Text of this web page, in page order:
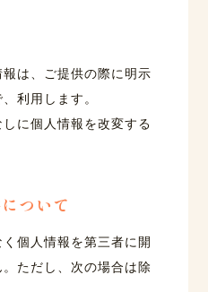
は、ご提供の際に明示
利用します。
に個人情報を改変する
ついて
個人情報を第三者に開
ただし、次の場合は除